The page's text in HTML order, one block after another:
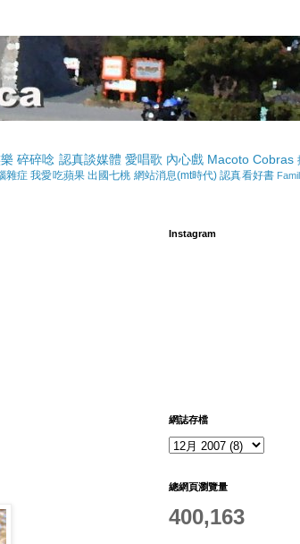
碎碎唸 認真談媒體 愛唱歌 內心戲 Macoto Cobras
雜症 我愛吃蘋果 出國七桃 網站消息(mt時代) 認真看好書
Instagram
網誌存檔
總網頁瀏覽量
400,163